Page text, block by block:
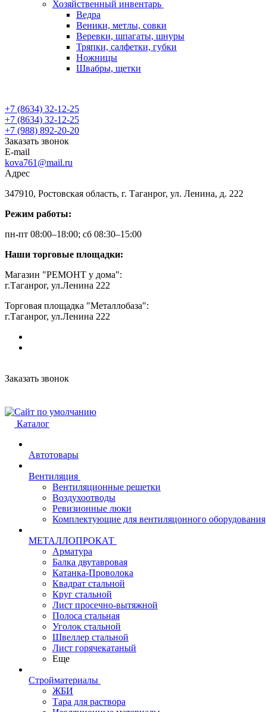
Хозяйственный инвентарь
Ведра
Веники, метлы, совки
Веревки, шпагаты, шнуры
Тряпки, салфетки, губки
Ножницы
Швабры, щетки
+7 (8634) 32-12-25
+7 (8634) 32-12-25
+7 (988) 892-20-20
Заказать звонок
E-mail
kova761@mail.ru
Адрес
347910, Ростовская область, г. Таганрог, ул. Ленина, д. 222
Режим работы:
пн-пт 08:00–18:00; сб 08:30–15:00
Наши торговые площадки:
Магазин "РЕМОНТ у дома":
г.Таганрог, ул.Ленина 222
Торговая площадка "Металлобаза":
г.Таганрог, ул.Ленина 222
Заказать звонок
Каталог
Автотовары
Вентиляция
Вентиляционные решетки
Воздухоотводы
Ревизионные люки
Комплектующие для вентиляцонного оборудования
МЕТАЛЛОПРОКАТ
Арматура
Балка двутавровая
Катанка-Проволока
Квадрат стальной
Круг стальной
Лист просечно-вытяжной
Полоса стальная
Уголок стальной
Швеллер стальной
Лист горячекатаный
Еще
Стройматериалы
ЖБИ
Тара для раствора